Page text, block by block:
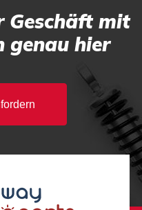
Geschäft mit
genau hier